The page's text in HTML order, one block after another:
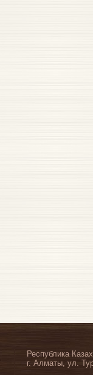
Республика
г. Алматы, ул.